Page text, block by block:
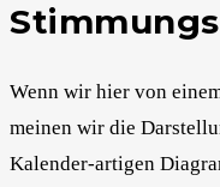
Wenn wir hier von
meinen wir die
Kalender-artigen